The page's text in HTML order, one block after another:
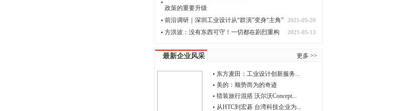
政策的重要升级
2021-05-20
前沿调研｜深圳工业设计从“群演”变身“主角”
2021-05-13
方洪波：没有东西可守！一切都在剧烈重构
更多 >>
最新企业风采
东方麦田：工业设计创新服务...
美的：顺势而为的奇迹
猎装旅行混搭 沃尔沃Concept...
从HTC到宏碁 台湾科技企业为...